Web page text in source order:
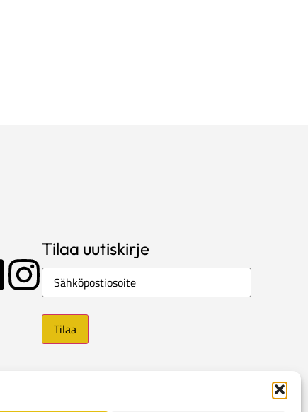
Tilaa uutiskirje
Sähköposti